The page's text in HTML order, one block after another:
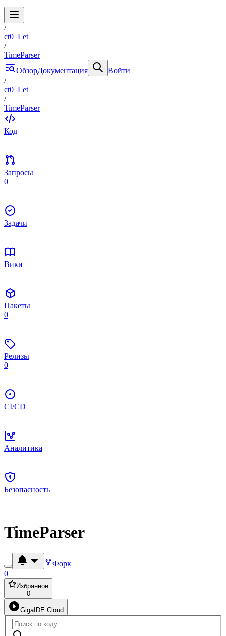
/
ct0_Let
/
TimeParser
ОбзорДокументация
Войти
/
ct0_Let
/
TimeParser
Код
Запросы
0
Задачи
Вики
Пакеты
0
Релизы
0
CI/CD
Аналитика
Безопасность
TimeParser
Форк
0
Избранное
0
GigaIDE Cloud